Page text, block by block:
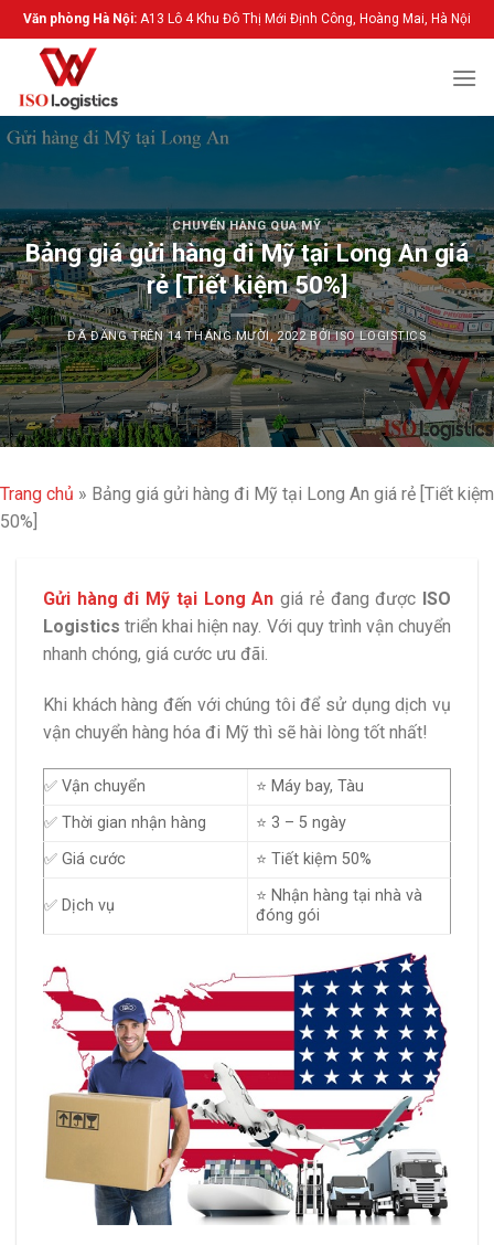
Chuyển
đến
dung
Văn phòng Hà Nội: A13 Lô 4 Khu Đô Thị Mới Định Công, Hoàng Mai, Hà Nội
CHUYỂN HÀNG QUA MỸ
Bảng giá gửi hàng đi Mỹ tại Long An giá
rẻ [Tiết kiệm 50%]
ĐÃ ĐĂNG TRÊN14 THÁNG MƯỜI, 2022 BỞIISO LOGISTICS
Trang chủ » Bảng giá gửi hàng đi Mỹ tại Long An giá rẻ [Tiết kiệm
50%]
Gửi hàng đi Mỹ tại Long An giá rẻ đang được ISO
Logistics triển khai hiện nay. Với quy trình vận chuyển
nhanh chóng, giá cước ưu đãi.
Khi khách hàng đến với chúng tôi để sử dụng dịch vụ
vận chuyển hàng hóa đi Mỹ thì sẽ hài lòng tốt nhất!
✅ Vận chuyển
⭐ Máy bay, Tàu
✅ Thời gian nhận hàng
⭐ 3 – 5 ngày
✅ Giá cước
⭐ Tiết kiệm 50%
✅ Dịch vụ
⭐ Nhận hàng tại nhà và
đóng gói